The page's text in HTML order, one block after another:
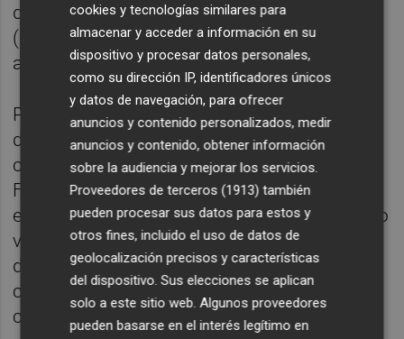
del Movimiento de Liberación del Azawad
(FLA) y que entregaron a las autoridades
argelinas al rehén.
Posteriormente, el Ministerio de Exteriores
de Argelia ha señalado en un breve
comunicado en su cuenta en la red social
Facebook, donde ha publicado un vídeo del
encuentro, que Albares y Attaf "han discutido
vías para impulsar las relaciones entre los
dos países a través de un refuerzo de la
confianza mutua y un desarrollo de la
cooperación bilateral".
cookies y tecnologías similares para
almacenar y acceder a información en su
dispositivo y procesar datos personales,
como su dirección IP, identificadores únicos
y datos de navegación, para ofrecer
anuncios y contenido personalizados, medir
anuncios y contenido, obtener información
sobre la audiencia y mejorar los servicios.
Proveedores de terceros (1913) también
pueden procesar sus datos para estos y
otros fines, incluido el uso de datos de
geolocalización precisos y características
del dispositivo. Sus elecciones se aplican
solo a este sitio web. Algunos proveedores
pueden basarse en el interés legítimo en